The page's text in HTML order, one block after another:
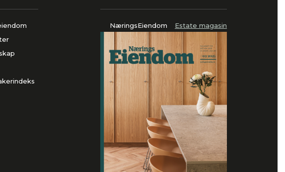
NæringsEiendom Estate magasin